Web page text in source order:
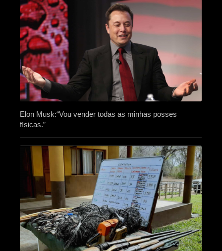
Elon Musk:“Vou vender todas as minhas posses
físicas.”